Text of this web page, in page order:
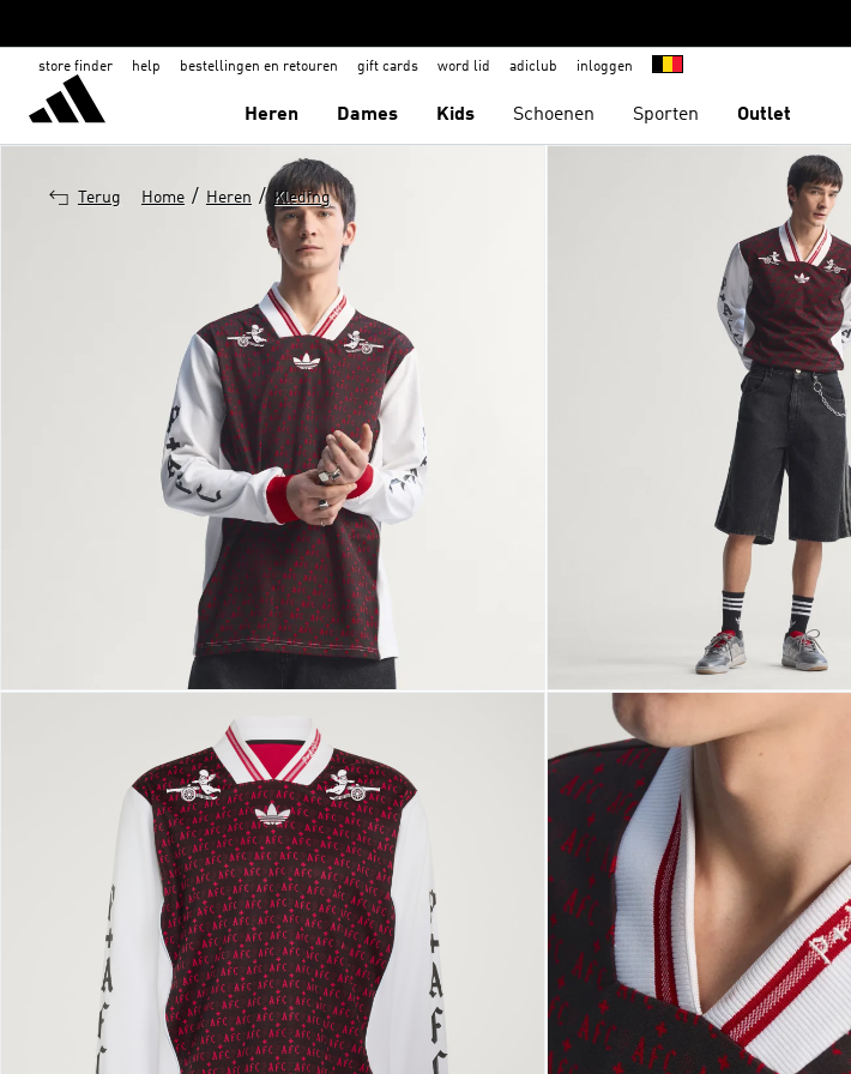
store finder help bestellingen en retouren gift cards word lid adiclub inloggen
Heren Dames Kids Schoenen Sporten Outlet
Terug Home / Heren / Kleding